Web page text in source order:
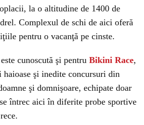
la o altitudine de 1400 de
Complexul de schi de aici oferă
pentru o vacanţă pe cinste.
cunoscută şi pentru Bikini Race,
şi inedite concursuri din
şi domnişoare, echipate doar
întrec aici în diferite probe sportive